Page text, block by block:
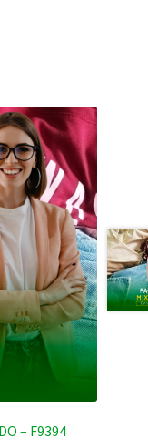
– F9394